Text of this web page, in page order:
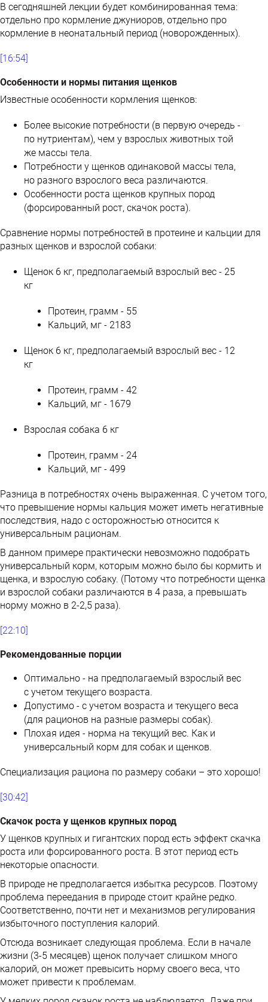
В сегодняшней лекции будет комбинированная тема:
отдельно про кормление джуниоров, отдельно про
кормление в неонатальный период (новорожденных).
[16:54]
Особенности и нормы питания щенков
Известные особенности кормления щенков:
Более высокие потребности (в первую очередь -
по нутриентам), чем у взрослых животных той
же массы тела.
Потребности у щенков одинаковой массы тела,
но разного взрослого веса различаются.
Особенности роста щенков крупных пород
(форсированный рост, скачок роста).
Сравнение нормы потребностей в протеине и кальции для
разных щенков и взрослой собаки:
Щенок 6 кг, предполагаемый взрослый вес - 25
кг
Протеин, грамм - 55
Кальций, мг - 2183
Щенок 6 кг, предполагаемый взрослый вес - 12
кг
Протеин, грамм - 42
Кальций, мг - 1679
Взрослая собака 6 кг
Протеин, грамм - 24
Кальций, мг - 499
Разница в потребностях очень выраженная. С учетом того,
что превышение нормы кальция может иметь негативные
последствия, надо с осторожностью относится к
универсальным рационам.
В данном примере практически невозможно подобрать
универсальный корм, которым можно было бы кормить и
щенка, и взрослую собаку. (Потому что потребности щенка
и взрослой собаки различаются в 4 раза, а превышать
норму можно в 2-2,5 раза).
[22:10]
Рекомендованные порции
Оптимально - на предполагаемый взрослый вес
с учетом текущего возраста.
Допустимо - с учетом возраста и текущего веса
(для рационов на разные размеры собак).
Плохая идея - норма на текущий вес. Как и
универсальный корм для собак и щенков.
Специализация рациона по размеру собаки – это хорошо!
[30:42]
Скачок роста у щенков крупных пород
У щенков крупных и гигантских пород есть эффект скачка
роста или форсированного роста. В этот период есть
некоторые опасности.
В природе не предполагается избытка ресурсов. Поэтому
проблема переедания в природе стоит крайне редко.
Соответственно, почти нет и механизмов регулирования
избыточного поступления калорий.
Отсюда возникает следующая проблема. Если в начале
жизни (3-5 месяцев) щенок получает слишком много
калорий, он может превысить норму своего веса, что
может привести к проблемам.